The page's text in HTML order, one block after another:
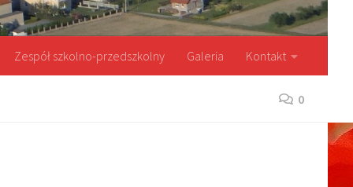
Zespół szkolno-przedszkolny Galeria Kontakt
0